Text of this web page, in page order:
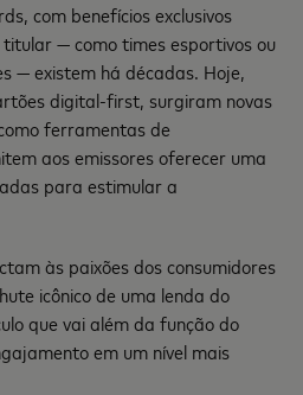
com benefícios exclusivos
— como times esportivos ou
— existem há décadas. Hoje,
digital-first, surgiram novas
ferramentas de
aos emissores oferecer uma
para estimular a
às paixões dos consumidores
icônico de uma lenda do
que vai além da função do
em um nível mais